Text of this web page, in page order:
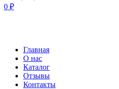
0 ₽
Главная
О нас
Каталог
Отзывы
Контакты